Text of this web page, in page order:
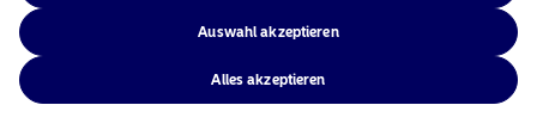
Auswahl akzeptieren
Alles akzeptieren